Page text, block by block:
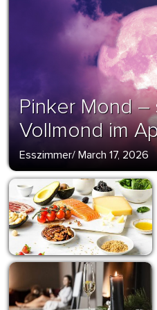
Pinker Mond
Vollmond im
Esszimmer/ March 17, 2026